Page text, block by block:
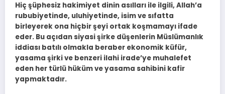
Hiç şüphesiz hakimiyet dinin asılları ile ilgili, Allah’a
rububiyetinde, uluhiyetinde, isim ve sıfatta
birleyerek ona hiçbir şeyi ortak koşmamayı ifade
eder. Bu açıdan siyasi şirke düşenlerin Müslümanlık
iddiası batılı olmakla beraber ekonomik küfür,
yasama şirki ve benzeri ilahi irade’ye muhalefet
eden her türlü hüküm ve yasama sahibini kafir
yapmaktadır.